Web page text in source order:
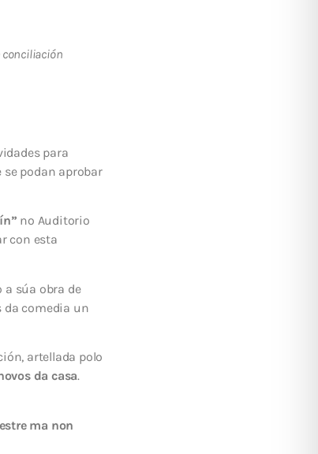
conciliación
para
podan aprobar
no Auditorio
con esta
a súa obra de
da comedia un
artellada polo
da casa.
ma non